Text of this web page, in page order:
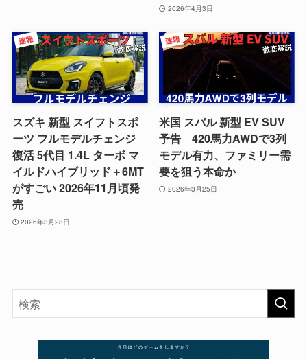
2026年4月3日
スズキ 新型 スイフトスポ
ーツ フルモデルチェンジ
復活 5代目 1.4L ターボ マ
イルドハイブリッド＋6MT
がすごい 2026年11月頃発
売
2026年3月28日
米国 スバル 新型 EV SUV
予告 420馬力AWDで3列
モデル有力、ファミリー需
要を狙う本命か
2026年3月25日